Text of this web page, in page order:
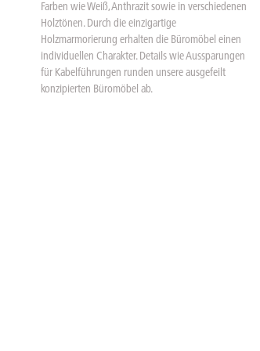
Farben wie Weiß, Anthrazit sowie in verschiedenen
Holztönen. Durch die einzigartige
Holzmarmorierung erhalten die Büromöbel einen
individuellen Charakter. Details wie Aussparungen
für Kabelführungen runden unsere ausgefeilt
konzipierten Büromöbel ab.